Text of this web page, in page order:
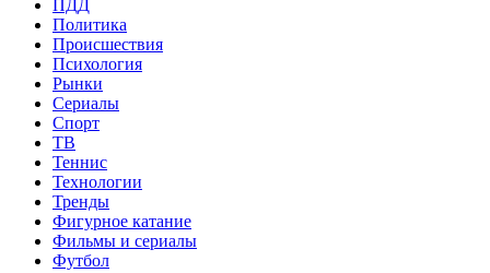
ПДД
Политика
Происшествия
Психология
Рынки
Сериалы
Спорт
ТВ
Теннис
Технологии
Тренды
Фигурное катание
Фильмы и сериалы
Футбол